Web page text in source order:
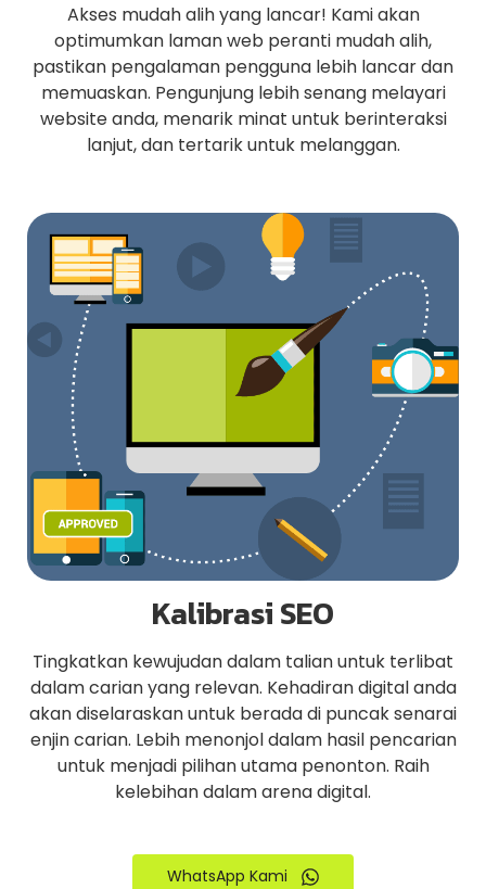
Akses mudah alih yang lancar! Kami akan
optimumkan laman web peranti mudah alih,
pastikan pengalaman pengguna lebih lancar dan
memuaskan. Pengunjung lebih senang melayari
website anda, menarik minat untuk berinteraksi
lanjut, dan tertarik untuk melanggan.
Kalibrasi SEO
Tingkatkan kewujudan dalam talian untuk terlibat
dalam carian yang relevan. Kehadiran digital anda
akan diselaraskan untuk berada di puncak senarai
enjin carian. Lebih menonjol dalam hasil pencarian
untuk menjadi pilihan utama penonton. Raih
kelebihan dalam arena digital.
WhatsApp Kami